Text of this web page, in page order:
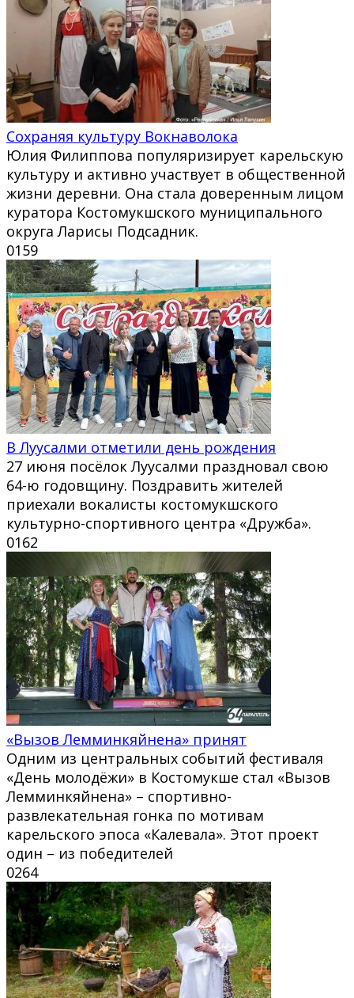
Сохраняя культуру Вокнаволока
Юлия Филиппова популяризирует карельскую
культуру и активно участвует в общественной
жизни деревни. Она стала доверенным лицом
куратора Костомукшского муниципального
округа Ларисы Подсадник.
0159
В Луусалми отметили день рождения
27 июня посёлок Луусалми праздновал свою
64-ю годовщину. Поздравить жителей
приехали вокалисты костомукшского
культурно-спортивного центра «Дружба».
0162
«Вызов Лемминкяйнена» принят
Одним из центральных событий фестиваля
«День молодёжи» в Костомукше стал «Вызов
Лемминкяйнена» – спортивно-
развлекательная гонка по мотивам
карельского эпоса «Калевала». Этот проект
один – из победителей
0264